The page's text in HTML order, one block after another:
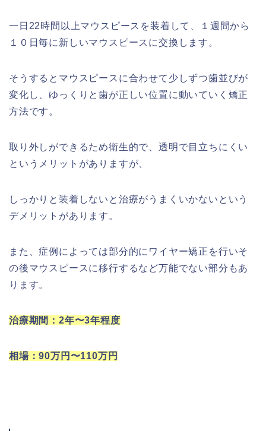
一日22時間以上マウスピースを装着して、１週間から
１０日毎に新しいマウスピースに交換します。
そうするとマウスピースに合わせて少しずつ歯並びが
変化し、ゆっくりと歯が正しい位置に動いていく矯正
方法です。
取り外しができるため衛生的で、透明で目立ちにくい
というメリットがありますが、
しっかりと装着しないと治療がうまくいかないという
デメリットがあります。
また、症例によっては部分的にワイヤー矯正を行いそ
の後マウスピースに移行するなど万能でない部分もあ
ります。
治療期間：2年〜3年程度
相場：90万円〜110万円